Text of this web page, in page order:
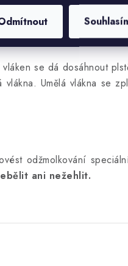
se dá dosáhnout
Umělá vlákna se
odžmolkování
ani nežehlit.